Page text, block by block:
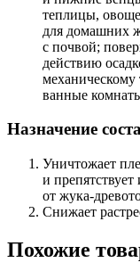
теплицы,
для домашних
с почвой;
действию
механическому
ванные
Назначение
Уничтожает
и
от жука-
Снижает
Похожие